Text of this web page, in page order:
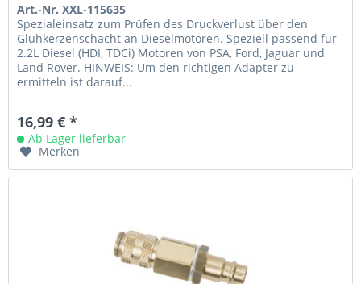
Art.-Nr. XXL-115635
Spezialeinsatz zum Prüfen des Druckverlust über den
Glühkerzenschacht an Dieselmotoren. Speziell passend für
2.2L Diesel (HDI, TDCi) Motoren von PSA, Ford, Jaguar und
Land Rover. HINWEIS: Um den richtigen Adapter zu
ermitteln ist darauf...
16,99 € *
Ab Lager lieferbar
Merken